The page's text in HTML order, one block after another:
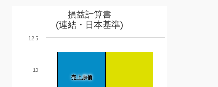
損益計算書
(連結・日本基準)
売上原価
10
12.5